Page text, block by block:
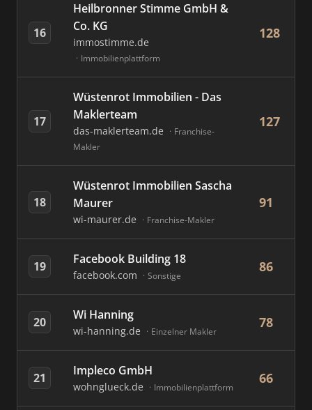
16
Heilbronner Stimme GmbH &
Co. KG
immostimme.de
Immobilienplattform
128
17
Wüstenrot Immobilien - Das
Maklerteam
das-maklerteam.de
Franchise-
Makler
127
18
Wüstenrot Immobilien Sascha
Maurer
wi-maurer.de Franchise-Makler
91
19 Facebook Building 18
facebook.com Sonstige
86
20 Wi Hanning
wi-hanning.de Einzelner Makler
78
21 Impleco GmbH
wohnglueck.de Immobilienplattform
66